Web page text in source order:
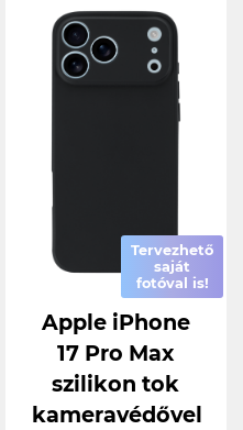
Tervezhető
saját
fotóval is!
Apple iPhone
17 Pro Max
szilikon tok
kameravédővel